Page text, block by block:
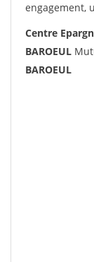
engagement,
Centre
BAROEUL
BAROEUL